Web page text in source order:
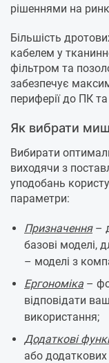
рішеннями на
Більшість
кабелем у
фільтром та
забезпечує
периферії до ПК
Як вибрати
Вибирати
виходячи з
уподобань
параметри:
Призначення–
базові моделі,
– моделі з
Ергономіка –
відповідати
використання;
Додаткові
або